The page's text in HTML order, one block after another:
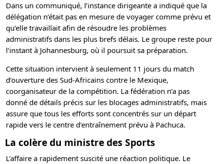
Dans un communiqué, l’instance dirigeante a indiqué que la
délégation n’était pas en mesure de voyager comme prévu et
qu’elle travaillait afin de résoudre les problèmes
administratifs dans les plus brefs délais. Le groupe reste pour
l’instant à Johannesburg, où il poursuit sa préparation.
Cette situation intervient à seulement 11 jours du match
d’ouverture des Sud-Africains contre le Mexique,
coorganisateur de la compétition. La fédération n’a pas
donné de détails précis sur les blocages administratifs, mais
assure que tous les efforts sont concentrés sur un départ
rapide vers le centre d’entraînement prévu à Pachuca.
La colère du ministre des Sports
L’affaire a rapidement suscité une réaction politique. Le